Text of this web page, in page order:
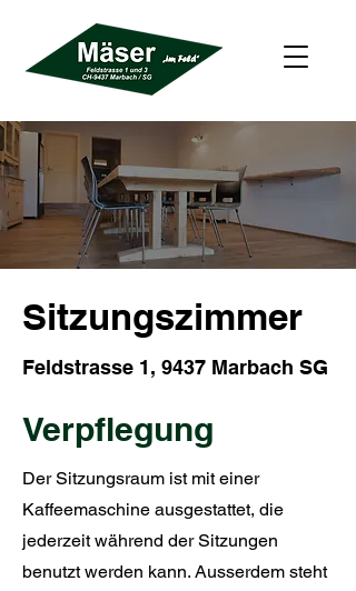
Sitzungszimmer
Feldstrasse 1, 9437 Marbach SG
Verpflegung
Der Sitzungsraum ist mit einer
Kaffeemaschine ausgestattet, die
jederzeit während der Sitzungen
benutzt werden kann. Ausserdem steht